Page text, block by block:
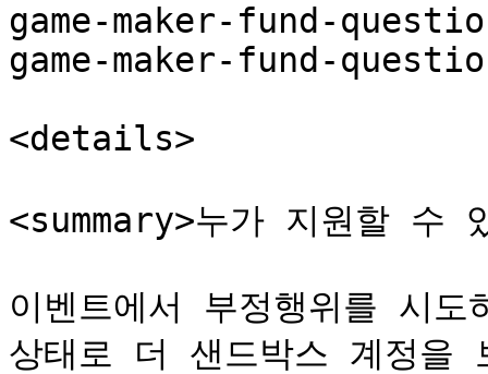
game-maker-fund-
game-maker-fund-
<details>
<summary>누가 지원할 수
이벤트에서 부정행위를 시
상태로 더 샌드박스 계정을